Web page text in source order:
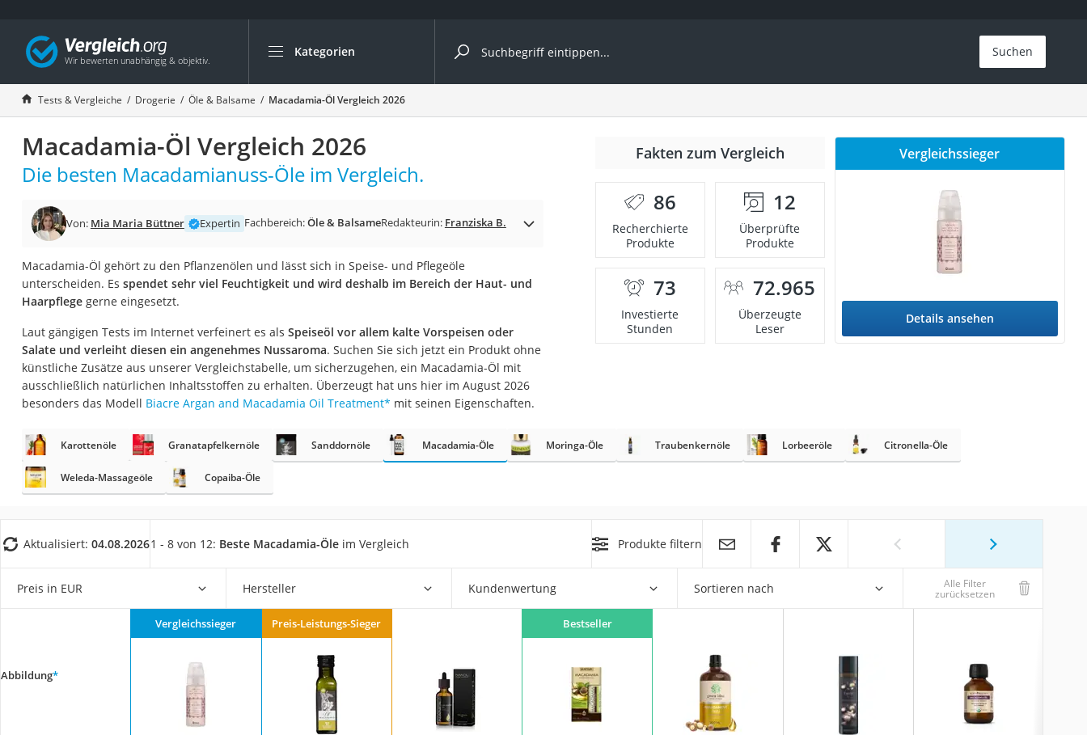
Kategorien
Die beliebtesten Vergleiche nach Kategorie
Drogerie
Inhalator
Haarschneider
Rollator
Katzenklappe (Chip)
Masturbator
Massagepistole
Reisehaartrockner
Eiweißpulver
Magnesiumpräparat
Nackenmassagegerät
Zeckenschutz Katze
Mineralfutter Pferd
Massagegerät
Service
Suchen
Tests & Vergleiche Drogerie Öle & Balsame Macadamia-Öl Vergleich 2026
Macadamia-Öl Vergleich 2026
Die besten Macadamianuss-Öle im Vergleich.
Von: Mia Maria Büttner Expertin Fachbereich:Öle & BalsameRedakteurin: Franziska B.
Macadamia-Öl gehört zu den Pflanzenölen und lässt sich in Speise- und Pflegeöle
unterscheiden. Es spendet sehr viel Feuchtigkeit und wird deshalb im Bereich der Haut- und
Haarpflege gerne eingesetzt.
Laut gängigen Tests im Internet verfeinert es als Speiseöl vor allem kalte Vorspeisen oder
Salate und verleiht diesen ein angenehmes Nussaroma. Suchen Sie sich jetzt ein Produkt ohne
künstliche Zusätze aus unserer Vergleichstabelle, um sicherzugehen, ein Macadamia-Öl mit
ausschließlich natürlichen Inhaltsstoffen zu erhalten. Überzeugt hat uns hier im August 2026
besonders das Modell Biacre Argan and Macadamia Oil Treatment* mit seinen Eigenschaften.
Fakten zum Vergleich
86
Recherchierte
Produkte
12
Überprüfte
Produkte
73
Investierte
Stunden
72.965
Überzeugte
Leser
Vergleichssieger
Details ansehen
Karottenöle Granatapfelkernöle Sanddornöle Macadamia-Öle Moringa-Öle Traubenkernöle Lorbeeröle Citronella-Öle
Weleda-Massageöle Copaiba-Öle
Aktualisiert: 04.08.20261 - 8 von 12: Beste Macadamia-Öle im Vergleich Produkte filtern
Preis in EUR Hersteller Kundenwertung Sortieren nach Alle Filter
zurücksetzen
Abbildung*
Vergleichssieger Preis-Leistungs-Sieger Bestseller